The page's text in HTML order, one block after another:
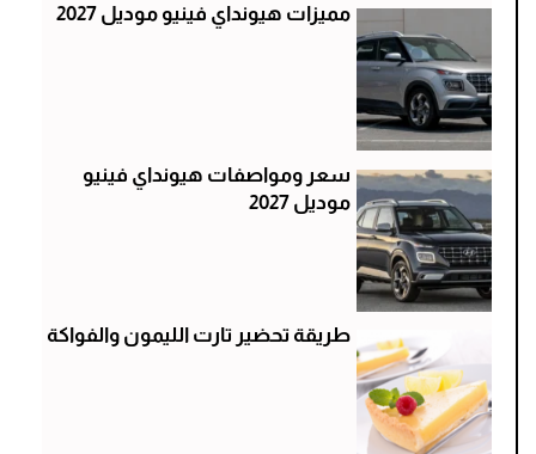
مميزات هيونداي فينيو موديل 2027
سعر ومواصفات هيونداي فينيو
موديل 2027
طريقة تحضير تارت الليمون والفواكة